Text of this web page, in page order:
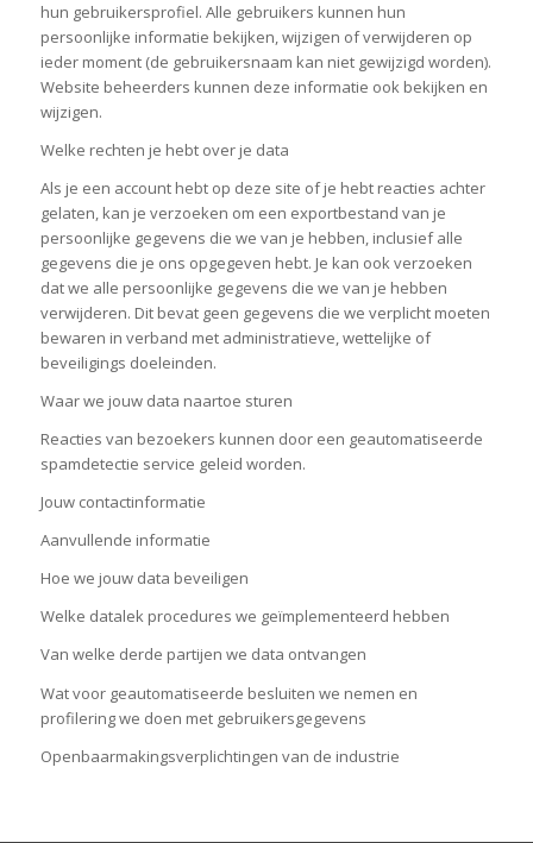
hun gebruikersprofiel. Alle gebruikers kunnen hun
persoonlijke informatie bekijken, wijzigen of verwijderen op
ieder moment (de gebruikersnaam kan niet gewijzigd worden).
Website beheerders kunnen deze informatie ook bekijken en
wijzigen.
Welke rechten je hebt over je data
Als je een account hebt op deze site of je hebt reacties achter
gelaten, kan je verzoeken om een exportbestand van je
persoonlijke gegevens die we van je hebben, inclusief alle
gegevens die je ons opgegeven hebt. Je kan ook verzoeken
dat we alle persoonlijke gegevens die we van je hebben
verwijderen. Dit bevat geen gegevens die we verplicht moeten
bewaren in verband met administratieve, wettelijke of
beveiligings doeleinden.
Waar we jouw data naartoe sturen
Reacties van bezoekers kunnen door een geautomatiseerde
spamdetectie service geleid worden.
Jouw contactinformatie
Aanvullende informatie
Hoe we jouw data beveiligen
Welke datalek procedures we geïmplementeerd hebben
Van welke derde partijen we data ontvangen
Wat voor geautomatiseerde besluiten we nemen en
profilering we doen met gebruikersgegevens
Openbaarmakingsverplichtingen van de industrie